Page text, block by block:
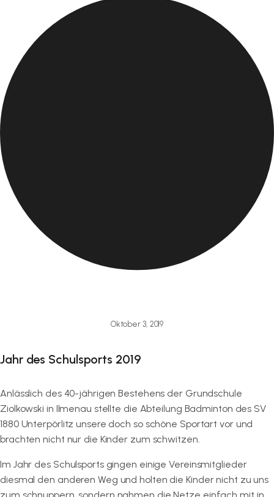
Oktober 3, 2019
Jahr des Schulsports 2019
Anlässlich des 40-jährigen Bestehens der Grundschule
Ziolkowski in Ilmenau stellte die Abteilung Badminton des SV
1880 Unterpörlitz unsere doch so schöne Sportart vor und
brachten nicht nur die Kinder zum schwitzen.
Im Jahr des Schulsports gingen einige Vereinsmitglieder
diesmal den anderen Weg und holten die Kinder nicht zu uns